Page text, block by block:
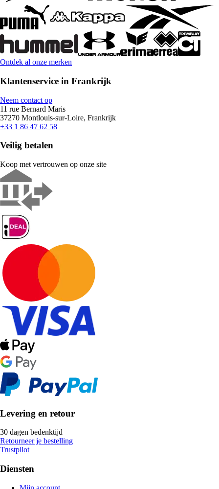
Ontdek al onze merken
Klantenservice in Frankrijk
Neem contact op
11 rue Bernard Maris
37270 Montlouis-sur-Loire, Frankrijk
+33 1 86 47 62 58
Veilig betalen
Koop met vertrouwen op onze site
Levering en retour
30 dagen bedenktijd
Retourneer je bestelling
Trustpilot
Diensten